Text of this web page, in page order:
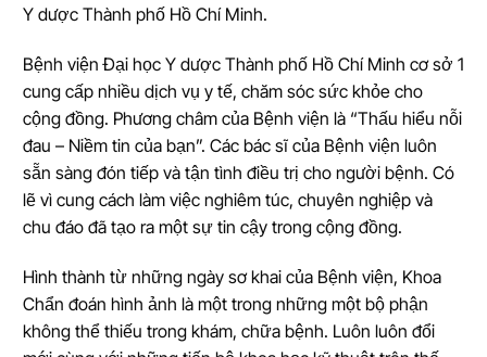
Y dược Thành phố Hồ Chí Minh.
Bệnh viện Đại học Y dược Thành phố Hồ Chí Minh cơ sở 1
cung cấp nhiều dịch vụ y tế, chăm sóc sức khỏe cho
cộng đồng. Phương châm của Bệnh viện là “Thấu hiểu nỗi
đau – Niềm tin của bạn”. Các bác sĩ của Bệnh viện luôn
sẵn sàng đón tiếp và tận tình điều trị cho người bệnh. Có
lẽ vì cung cách làm việc nghiêm túc, chuyên nghiệp và
chu đáo đã tạo ra một sự tin cậy trong cộng đồng.
Hình thành từ những ngày sơ khai của Bệnh viện, Khoa
Chẩn đoán hình ảnh là một trong những một bộ phận
không thể thiếu trong khám, chữa bệnh. Luôn luôn đổi